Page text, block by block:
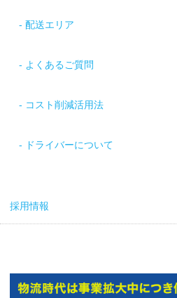
配送エリア
よくあるご質問
コスト削減活用法
ドライバーについて
採用情報